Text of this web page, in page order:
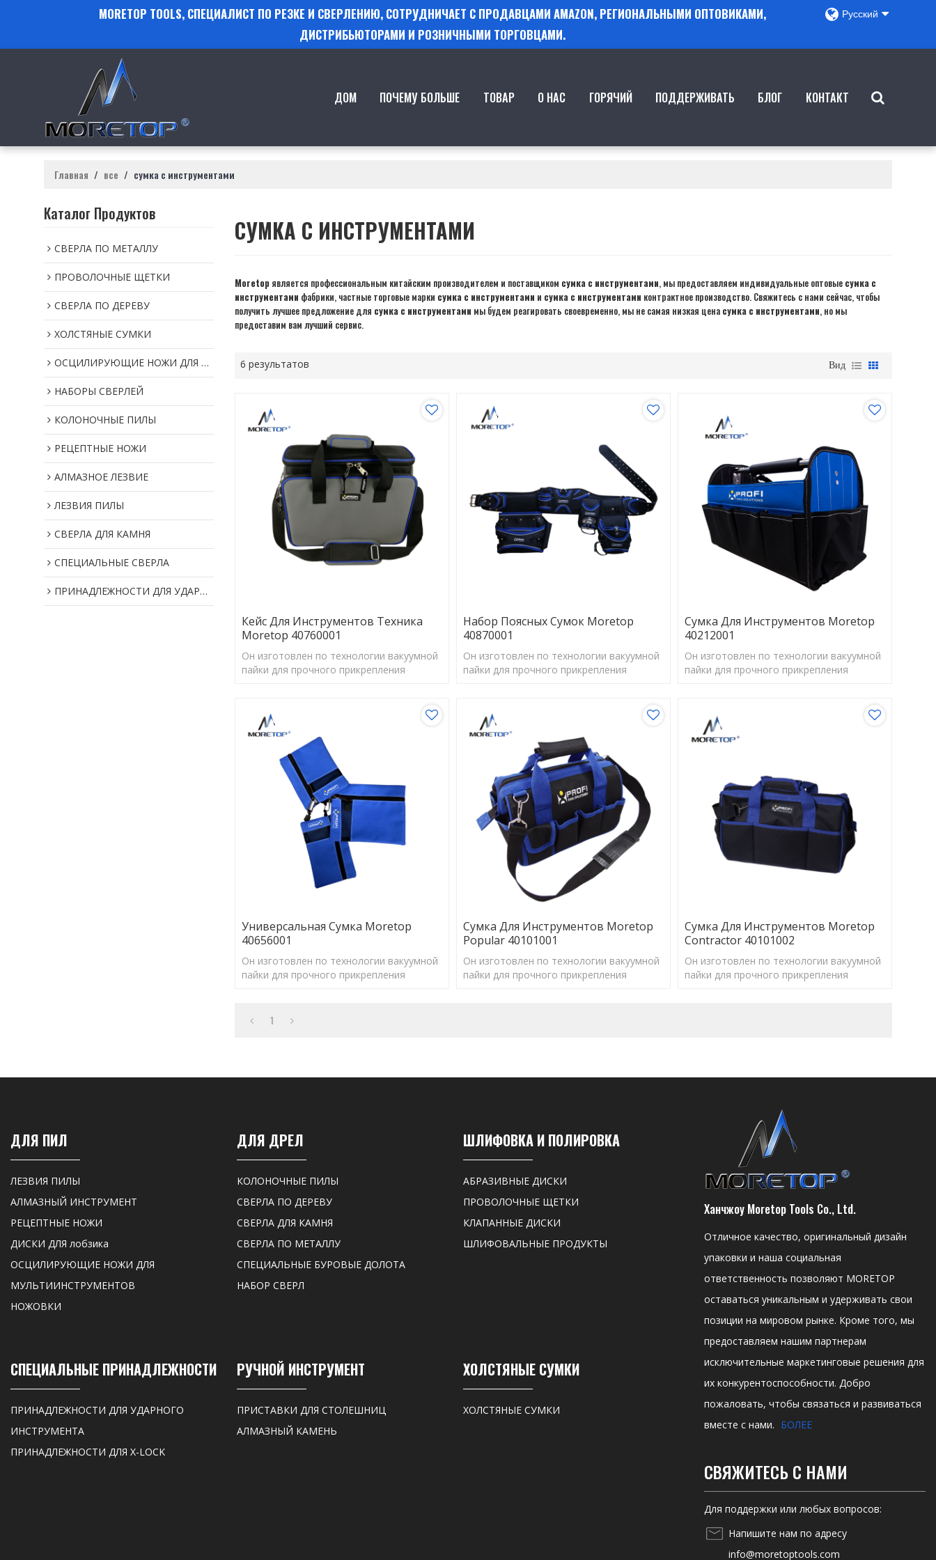
MORETOP TOOLS, СПЕЦИАЛИСТ ПО РЕЗКЕ И СВЕРЛЕНИЮ, СОТРУДНИЧАЕТ С ПРОДАВЦАМИ AMAZON, РЕГИОНАЛЬНЫМИ ОПТОВИКАМИ,
ДИСТРИБЬЮТОРАМИ И РОЗНИЧНЫМИ ТОРГОВЦАМИ.
Русский
ДОМ ПОЧЕМУ БОЛЬШЕ ТОВАР О НАС ГОРЯЧИЙ ПОДДЕРЖИВАТЬ БЛОГ КОНТАКТ
Главная / все / сумка с инструментами
Каталог Продуктов
СВЕРЛА ПО МЕТАЛЛУ
ПРОВОЛОЧНЫЕ ЩЕТКИ
СВЕРЛА ПО ДЕРЕВУ
ХОЛСТЯНЫЕ СУМКИ
ОСЦИЛИРУЮЩИЕ НОЖИ ДЛЯ МУЛЬТИИНСТРУМЕНТОВ
НАБОРЫ СВЕРЛЕЙ
КОЛОНОЧНЫЕ ПИЛЫ
РЕЦЕПТНЫЕ НОЖИ
АЛМАЗНОЕ ЛЕЗВИЕ
ЛЕЗВИЯ ПИЛЫ
СВЕРЛА ДЛЯ КАМНЯ
СПЕЦИАЛЬНЫЕ СВЕРЛА
ПРИНАДЛЕЖНОСТИ ДЛЯ УДАРНОГО ИНСТРУМЕНТА
СУМКА С ИНСТРУМЕНТАМИ
Moretop является профессиональным китайским производителем и поставщиком сумка с инструментами, мы предоставляем индивидуальные оптовые сумка с
инструментами фабрики, частные торговые марки сумка с инструментами и сумка с инструментами контрактное производство. Свяжитесь с нами сейчас, чтобы
получить лучшее предложение для сумка с инструментами мы будем реагировать своевременно, мы не самая низкая цена сумка с инструментами, но мы
предоставим вам лучший сервис.
6 результатов Вид
Кейс Для Инструментов Техника
Moretop 40760001
Он изготовлен по технологии вакуумной
пайки для прочного прикрепления
Набор Поясных Сумок Moretop
40870001
Он изготовлен по технологии вакуумной
пайки для прочного прикрепления
Сумка Для Инструментов Moretop
40212001
Он изготовлен по технологии вакуумной
пайки для прочного прикрепления
Универсальная Сумка Moretop
40656001
Он изготовлен по технологии вакуумной
пайки для прочного прикрепления
Сумка Для Инструментов Moretop
Popular 40101001
Он изготовлен по технологии вакуумной
пайки для прочного прикрепления
Сумка Для Инструментов Moretop
Contractor 40101002
Он изготовлен по технологии вакуумной
пайки для прочного прикрепления
1
ДЛЯ ПИЛ
ЛЕЗВИЯ ПИЛЫ
АЛМАЗНЫЙ ИНСТРУМЕНТ
РЕЦЕПТНЫЕ НОЖИ
ДИСКИ ДЛЯ лобзика
ОСЦИЛИРУЮЩИЕ НОЖИ ДЛЯ
МУЛЬТИИНСТРУМЕНТОВ
НОЖОВКИ
ДЛЯ ДРЕЛ
КОЛОНОЧНЫЕ ПИЛЫ
СВЕРЛА ПО ДЕРЕВУ
СВЕРЛА ДЛЯ КАМНЯ
СВЕРЛА ПО МЕТАЛЛУ
СПЕЦИАЛЬНЫЕ БУРОВЫЕ ДОЛОТА
НАБОР СВЕРЛ
ШЛИФОВКА И ПОЛИРОВКА
АБРАЗИВНЫЕ ДИСКИ
ПРОВОЛОЧНЫЕ ЩЕТКИ
КЛАПАННЫЕ ДИСКИ
ШЛИФОВАЛЬНЫЕ ПРОДУКТЫ
СПЕЦИАЛЬНЫЕ ПРИНАДЛЕЖНОСТИ
ПРИНАДЛЕЖНОСТИ ДЛЯ УДАРНОГО
ИНСТРУМЕНТА
ПРИНАДЛЕЖНОСТИ ДЛЯ X-LOCK
РУЧНОЙ ИНСТРУМЕНТ
ПРИСТАВКИ ДЛЯ СТОЛЕШНИЦ
АЛМАЗНЫЙ КАМЕНЬ
ХОЛСТЯНЫЕ СУМКИ
ХОЛСТЯНЫЕ СУМКИ
Ханчжоу Moretop Tools Co., Ltd.
Отличное качество, оригинальный дизайн
упаковки и наша социальная
ответственность позволяют MORETOP
оставаться уникальным и удерживать свои
позиции на мировом рынке. Кроме того, мы
предоставляем нашим партнерам
исключительные маркетинговые решения для
их конкурентоспособности. Добро
пожаловать, чтобы связаться и развиваться
вместе с нами. БОЛЕЕ
СВЯЖИТЕСЬ С НАМИ
Для поддержки или любых вопросов:
Напишите нам по адресу
info@moretoptools.com